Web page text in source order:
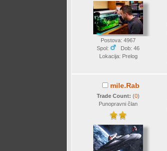
Postova: 4967
Spol:
Dob: 46
Lokacija: Prelog
mile.Rab
Trade Count:(0)
Punopravni član